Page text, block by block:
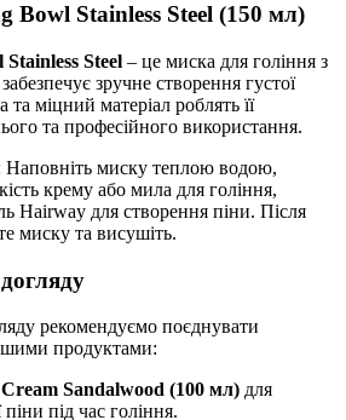
Bowl Stainless Steel (150 мл)
Steel – це миска для гоління з
зручне створення густої
міцний матеріал роблять її
та професійного використання.
Наповніть миску теплою водою,
крему або мила для гоління,
Hairway для створення піни. Після
миску та висушіть.
рекомендуємо поєднувати
продуктами:
Sandalwood (100 мл) для
під час гоління.